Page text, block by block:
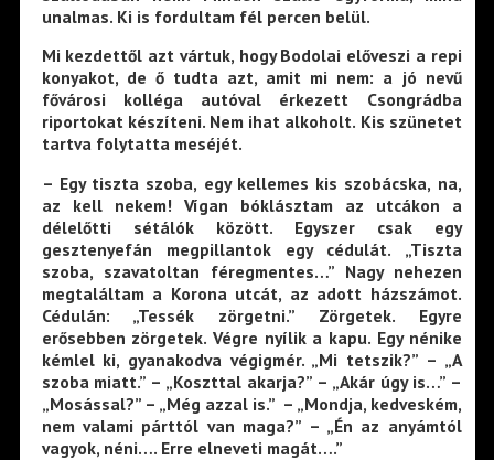
unalmas. Ki is fordultam fél percen belül.
Mi kezdettől azt vártuk, hogy Bodolai előveszi a repi
konyakot, de ő tudta azt, amit mi nem: a jó nevű
fővárosi kolléga autóval érkezett Csongrádba
riportokat készíteni. Nem ihat alkoholt. Kis szünetet
tartva folytatta meséjét.
– Egy tiszta szoba, egy kellemes kis szobácska, na,
az kell nekem! Vígan bóklásztam az utcákon a
délelőtti sétálók között. Egyszer csak egy
gesztenyefán megpillantok egy cédulát. „Tiszta
szoba, szavatoltan féregmentes…” Nagy nehezen
megtaláltam a Korona utcát, az adott házszámot.
Cédulán: „Tessék zörgetni.” Zörgetek. Egyre
erősebben zörgetek. Végre nyílik a kapu. Egy nénike
kémlel ki, gyanakodva végigmér. „Mi tetszik?” – „A
szoba miatt.” – „Koszttal akarja?” – „Akár úgy is…” –
„Mosással?” – „Még azzal is.” – „Mondja, kedveském,
nem valami párttól van maga?” – „Én az anyámtól
vagyok, néni…. Erre elneveti magát….”